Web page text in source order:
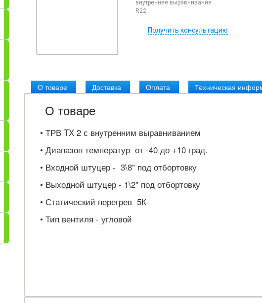
внутреннее выравнивание
R22
Получить консультацию
О товаре Доставка Оплата Техническая
О товаре
• ТРВ TX 2 с внутренним выравниванием
• Диапазон температур от -40 до +10 град.
• Входной штуцер - 3\8" под отбортовку
• Выходной штуцер - 1\2" под отбортовку
• Статический перегрев 5К
• Тип вентиля - угловой